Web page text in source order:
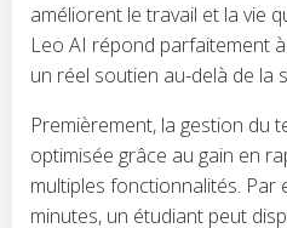
améliorent le travail et la vie
Leo AI répond parfaitement
un réel soutien au-delà de la
Premièrement, la gestion du
optimisée grâce au gain en
multiples fonctionnalités. Par
minutes, un étudiant peut